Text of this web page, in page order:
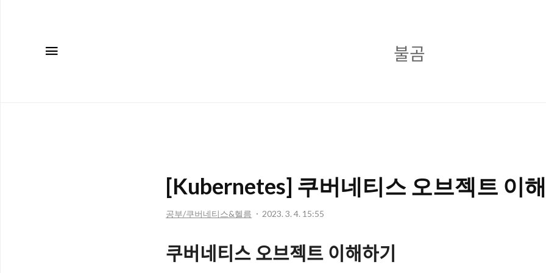
곰
불곰
[Kubernetes] 쿠버네티스 오브젝트 이
공부/쿠버네티스&헬름 2023. 3. 4. 15:55
쿠버네티스 오브젝트 이해하기